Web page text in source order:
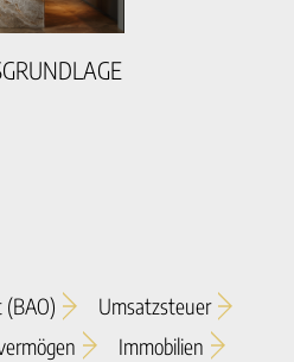
Umsatzsteuer
Immobilien